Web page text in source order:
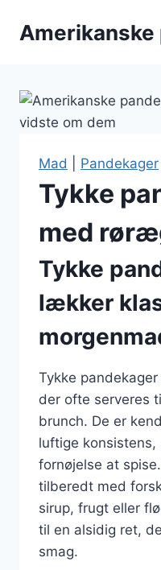
Mad Pandekager
Tykke
med
Tykke
lækker
Tykke
der ofte serveres
brunch. De er
luftige
fornøjelse at
tilberedt med
sirup, frugt eller
til en alsidig ret,
smag.